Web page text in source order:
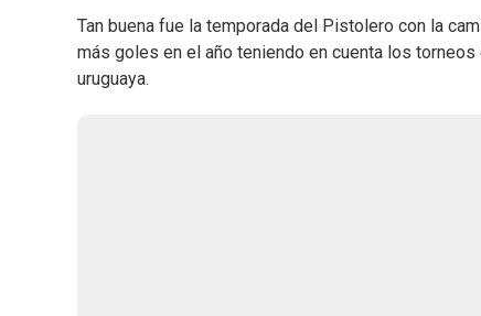
Tan buena fue la temporada del Pistolero con la
más goles en el año teniendo en cuenta los
uruguaya.